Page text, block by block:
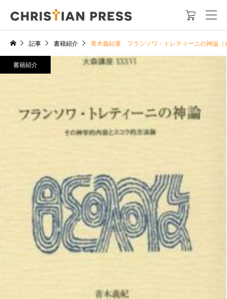

記事 書籍紹介 青木義紀著 フランソワ・トレティーニの神論（
書籍紹介